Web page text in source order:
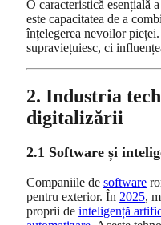
O caracteristică esențială
este capacitatea de a
înțelegerea nevoilor
supraviețuiesc, ci
2. Industria
digitalizării
2.1 Software și
Companiile de software
pentru exterior. În 2025,
proprii de inteligență